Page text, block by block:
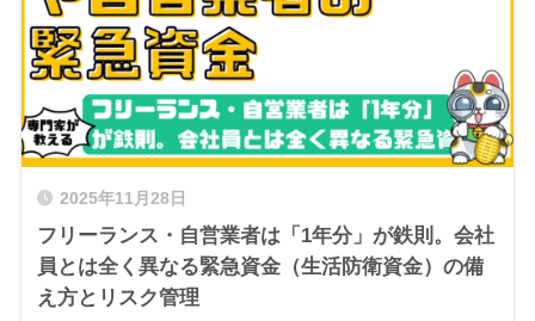
2025年11月28日
フリーランス・自営業者は「1年分」が鉄則。会社
員とは全く異なる緊急資金（生活防衛資金）の備
え方とリスク管理